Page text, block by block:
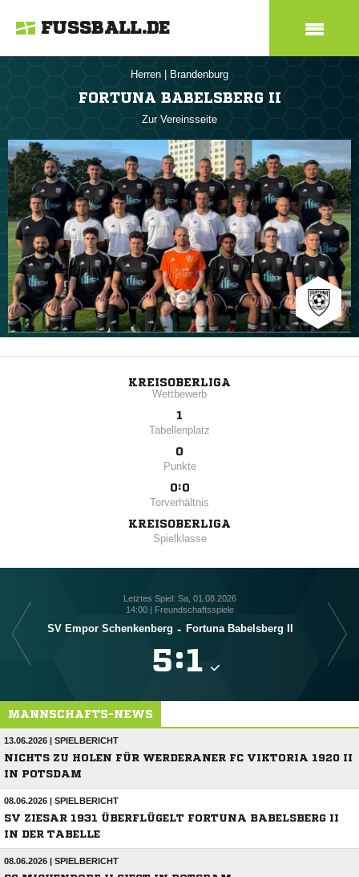
FUSSBALL.DE
Herren Brandenburg
FORTUNA BABELSBERG II
Zur Vereinsseite
KREISOBERLIGA
Wettbewerb
1
Tabellenplatz
0
Punkte
0:0
Torverhältnis
KREISOBERLIGA
Spielklasse
Letztes Spiel: Sa, 01.08.2026
14:00 | Freundschaftsspiele
SV Empor Schenkenberg - Fortuna Babelsberg II
:
MANNSCHAFTS-NEWS
13.06.2026 | SPIELBERICHT
NICHTS ZU HOLEN FÜR WERDERANER FC VIKTORIA 1920 II
IN POTSDAM
08.06.2026 | SPIELBERICHT
SV ZIESAR 1931 ÜBERFLÜGELT FORTUNA BABELSBERG II
IN DER TABELLE
08.06.2026 | SPIELBERICHT